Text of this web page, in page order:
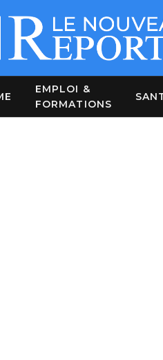
EMPLOI &
FORMATIONS